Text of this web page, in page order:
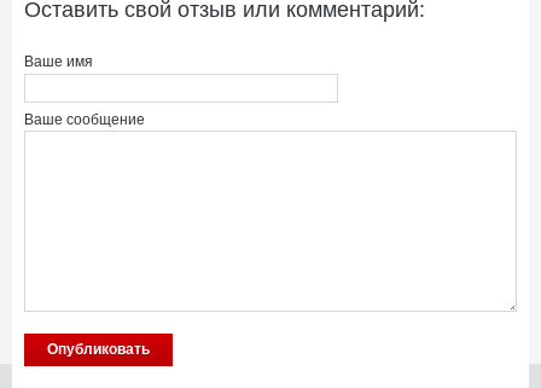
Оставить свой отзыв или комментарий:
Ваше имя
Ваше сообщение